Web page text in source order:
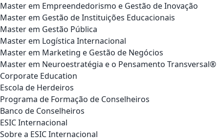
Master em Empreendedorismo e Gestão de Inovação
Master em Gestão de Instituições Educacionais
Master em Gestão Pública
Master em Logística Internacional
Master em Marketing e Gestão de Negócios
Master em Neuroestratégia e o Pensamento Transversal®
Corporate Education
Escola de Herdeiros
Programa de Formação de Conselheiros
Banco de Conselheiros
ESIC Internacional
Sobre a ESIC Internacional